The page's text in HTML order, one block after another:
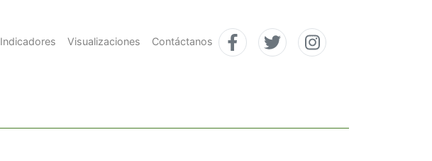
Indicadores Visualizaciones Contáctanos